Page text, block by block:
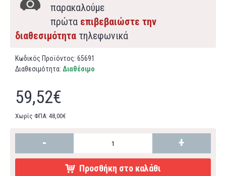
παρακαλούμε
πρώτα επιβεβαιώστε την
διαθεσιμότητα τηλεφωνικά
Κωδικός Προϊόντος: 65691
Διαθεσιμότητα: Διαθέσιμο
59,52€
Χωρίς ΦΠΑ: 48,00€
- +
Προσθήκη στο καλάθι